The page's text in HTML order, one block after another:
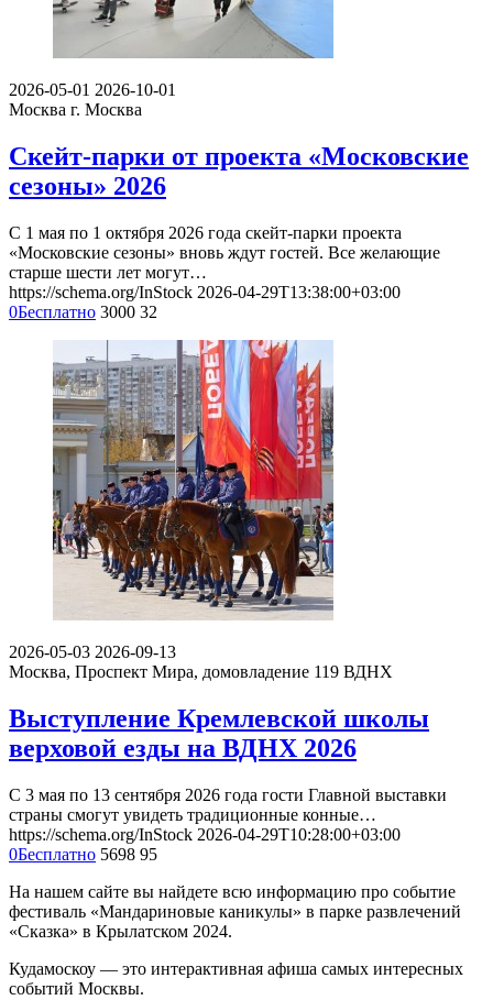
2026-05-01 2026-10-01
Москва г. Москва
Скейт-парки от проекта «Московские
сезоны» 2026
С 1 мая по 1 октября 2026 года скейт-парки проекта
«Московские сезоны» вновь ждут гостей. Все желающие
старше шести лет могут…
https://schema.org/InStock 2026-04-29T13:38:00+03:00
0Бесплатно 3000 32
2026-05-03 2026-09-13
Москва, Проспект Мира, домовладение 119 ВДНХ
Выступление Кремлевской школы
верховой езды на ВДНХ 2026
С 3 мая по 13 сентября 2026 года гости Главной выставки
страны смогут увидеть традиционные конные…
https://schema.org/InStock 2026-04-29T10:28:00+03:00
0Бесплатно 5698 95
На нашем сайте вы найдете всю информацию про событие
фестиваль «Мандариновые каникулы» в парке развлечений
«Сказка» в Крылатском 2024.
Кудамоскоу — это интерактивная афиша самых интересных
событий Москвы.